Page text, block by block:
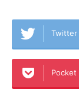
Twitter
Pocket